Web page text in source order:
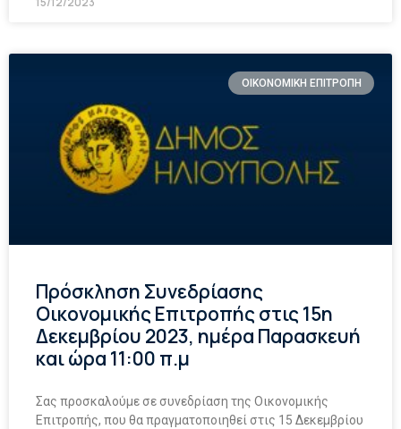
ΟΙΚΟΝΟΜΙΚΗ ΕΠΙΤΡΟΠΗ
Πρόσκληση Συνεδρίασης
Οικονομικής Επιτροπής στις 15η
Δεκεμβρίου 2023, ημέρα Παρασκευή
και ώρα 11:00 π.μ
Σας προσκαλούμε σε συνεδρίαση της Οικονομικής
Επιτροπής, που θα πραγματοποιηθεί στις 15 Δεκεμβρίου